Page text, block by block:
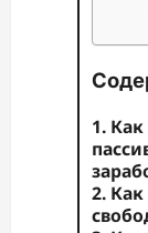
1.
2.